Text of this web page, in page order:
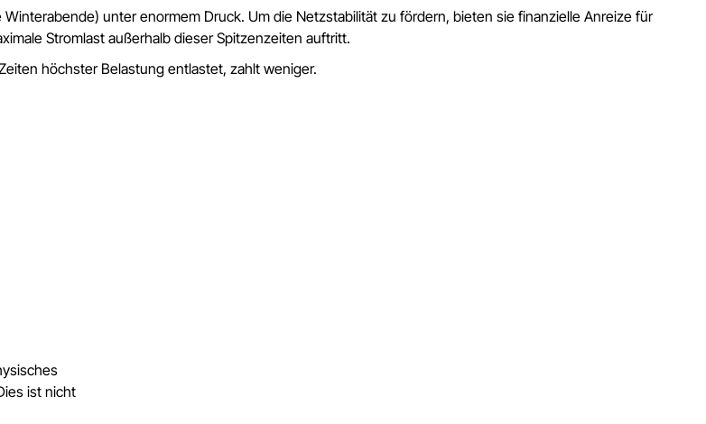
unter enormem Druck. Um die Netzstabilität zu fördern, bieten sie finanzielle Anreize für
Stromlast außerhalb dieser Spitzenzeiten auftritt.
höchster Belastung entlastet, zahlt weniger.
ist nicht